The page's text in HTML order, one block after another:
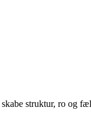
struktur, ro og